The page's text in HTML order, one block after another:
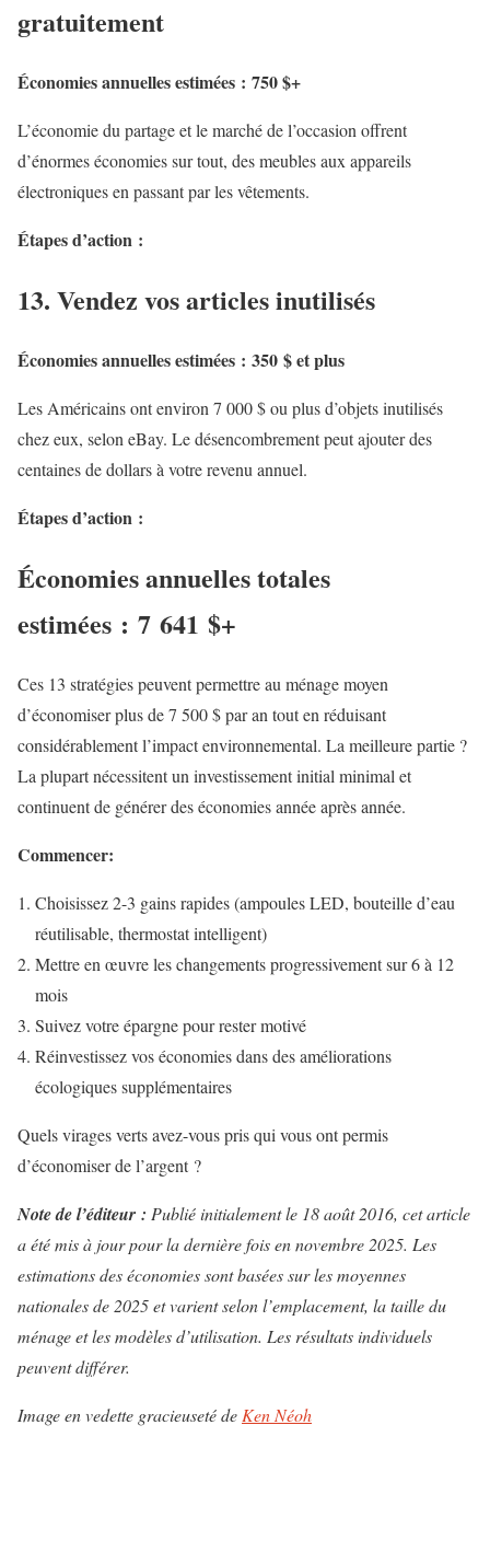
gratuitement
Économies annuelles estimées : 750 $+
L’économie du partage et le marché de l’occasion offrent
d’énormes économies sur tout, des meubles aux appareils
électroniques en passant par les vêtements.
Étapes d’action :
13. Vendez vos articles inutilisés
Économies annuelles estimées : 350 $ et plus
Les Américains ont environ 7 000 $ ou plus d’objets inutilisés
chez eux, selon eBay. Le désencombrement peut ajouter des
centaines de dollars à votre revenu annuel.
Étapes d’action :
Économies annuelles totales
estimées : 7 641 $+
Ces 13 stratégies peuvent permettre au ménage moyen
d’économiser plus de 7 500 $ par an tout en réduisant
considérablement l’impact environnemental. La meilleure partie ?
La plupart nécessitent un investissement initial minimal et
continuent de générer des économies année après année.
Commencer:
Choisissez 2-3 gains rapides (ampoules LED, bouteille d’eau
réutilisable, thermostat intelligent)
Mettre en œuvre les changements progressivement sur 6 à 12
mois
Suivez votre épargne pour rester motivé
Réinvestissez vos économies dans des améliorations
écologiques supplémentaires
Quels virages verts avez-vous pris qui vous ont permis
d’économiser de l’argent ?
Note de l’éditeur : Publié initialement le 18 août 2016, cet article
a été mis à jour pour la dernière fois en novembre 2025. Les
estimations des économies sont basées sur les moyennes
nationales de 2025 et varient selon l’emplacement, la taille du
ménage et les modèles d’utilisation. Les résultats individuels
peuvent différer.
Image en vedette gracieuseté de Ken Néoh